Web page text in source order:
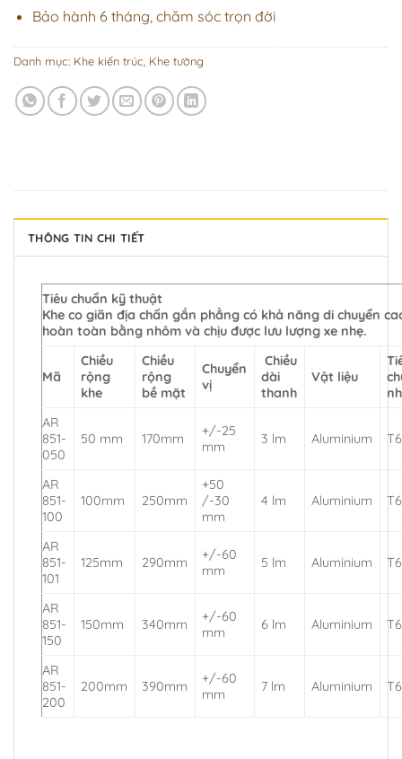
Bảo hành 6 tháng, chăm sóc trọn đời
Danh mục: Khe kiến trúc Khe tường
THÔNG TIN CHI TIẾT
Tiêu chuẩn kỹ thuật
Khe co giãn địa chấn gắn phẳng có khả năng di chuyển
hoàn toàn bằng nhôm và chịu được lưu lượng xe nhẹ.
Mã
Chiều
rộng
khe
Chiều
rộng
bề mặt
Chuyển
vị
Chiều
dài
thanh
Vật liệu
AR
851-
050
50 mm 170mm
+/-25
mm
3 lm Aluminium T6
AR
851-
100
100mm 250mm
+50
/-30
mm
4 lm Aluminium T6
AR
851-
101
125mm 290mm
+/-60
mm
5 lm Aluminium T6
AR
851-
150
150mm 340mm
+/-60
mm
6 lm Aluminium T6
AR
851-
200
200mm 390mm
+/-60
mm
7 lm Aluminium T6